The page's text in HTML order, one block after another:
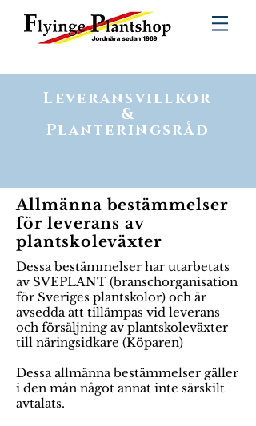
Leveransvillkor
&
Planteringsråd
Allmänna bestämmelser
för leverans av
plantskoleväxter
Dessa bestämmelser har utarbetats
av SVEPLANT (branschorganisation
för Sveriges plantskolor) och är
avsedda att tillämpas vid leverans
och försäljning av plantskoleväxter
till näringsidkare (Köparen)
Dessa allmänna bestämmelser gäller
i den mån något annat inte särskilt
avtalats.